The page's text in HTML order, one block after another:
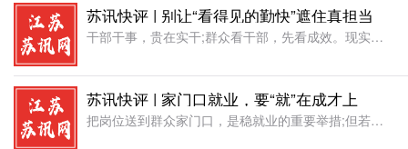
苏讯快评 | 别让“看得见的勤快”遮住真担当
干部干事，贵在实干;群众看干部，先看成效。现实中，少数干部却把“忙”当成了本事，把“留痕”当成了落实。材料报得快、照片拍得全、台账做得细，看上去一刻不停，可一遇到要下沉一线、协调矛盾、推动解决的硬任务
苏讯快评 | 家门口就业，要“就”在成才上
把岗位送到群众家门口，是稳就业的重要举措;但若只做到“有活干”，还算不上真正的高质量就业。近日，北京出台促进农村劳动力高质量充分就业22条措施，围绕岗位拓展、技能培训、就业服务、权益保障等作出部署。透